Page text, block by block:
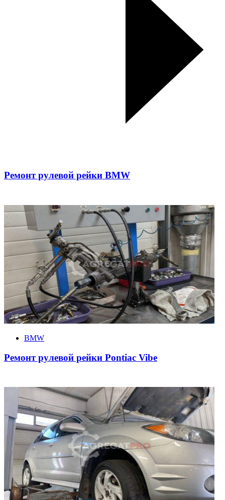
Ремонт рулевой рейки BMW
BMW
Ремонт рулевой рейки Pontiac Vibe